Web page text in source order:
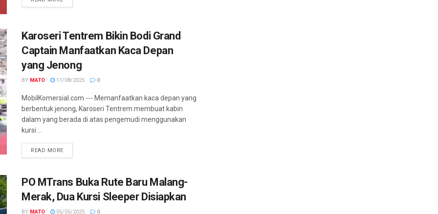
Karoseri Tentrem Bikin Bodi Grand
Captain Manfaatkan Kaca Depan
yang Jenong
BY MATO 11/08/2025 0
MobilKomersial.com --- Memanfaatkan kaca depan yang
berbentuk jenong, Karoseri Tentrem membuat kabin
dalam yang berada di atas pengemudi menggunakan
kursi ...
READ MORE
PO MTrans Buka Rute Baru Malang-
Merak, Dua Kursi Sleeper Disiapkan
BY MATO 05/05/2025 0